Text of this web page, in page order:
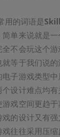
用的词语是
单来说就是
不会玩这个
等于我们说
子游戏类型中
设计难点均
戏空间更趋
的设计又有
往往采用压